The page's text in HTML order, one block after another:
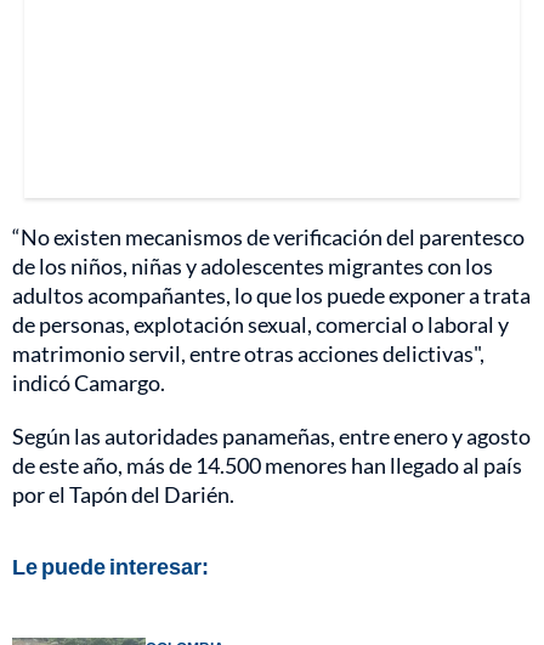
“No existen mecanismos de verificación del parentesco
de los niños, niñas y adolescentes migrantes con los
adultos acompañantes, lo que los puede exponer a trata
de personas, explotación sexual, comercial o laboral y
matrimonio servil, entre otras acciones delictivas",
indicó Camargo.
Según las autoridades panameñas, entre enero y agosto
de este año, más de 14.500 menores han llegado al país
por el Tapón del Darién.
Le puede interesar: